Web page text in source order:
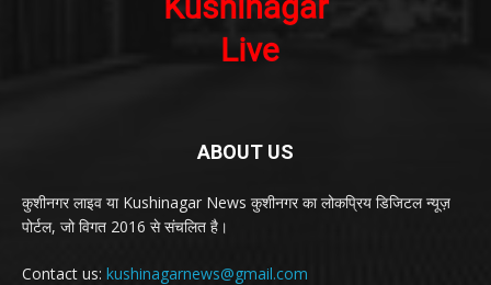
ABOUT US
कुशीनगर लाइव या Kushinagar News कुशीनगर का लोकप्रिय डिजिटल न्यूज़
पोर्टल, जो विगत 2016 से संचलित है।
Contact us: kushinagarnews@gmail.com